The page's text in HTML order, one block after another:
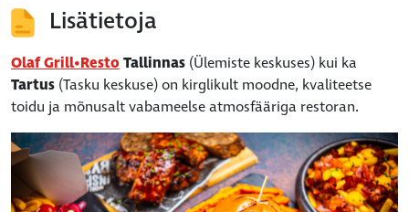
Lisätietoja
Olaf Grill•RestoTallinnas (Ülemiste keskuses) kui ka
Tartus (Tasku keskuse) on kirglikult moodne, kvaliteetse
toidu ja mõnusalt vabameelse atmosfääriga restoran.